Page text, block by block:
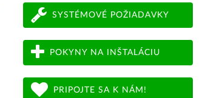
SYSTÉMOVÉ POŽIADAVKY
POKYNY NA INŠTALÁCIU
PRIPOJTE SA K NÁM!